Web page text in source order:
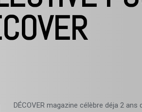
DÉCOVER magazine célèbre déja 2